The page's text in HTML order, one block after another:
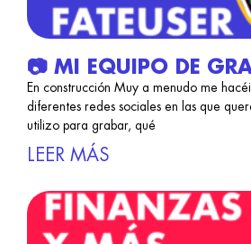
📷 MI EQUIPO DE
En construcción Muy a menudo me
diferentes redes sociales en las que
utilizo para grabar, qué
LEER MÁS